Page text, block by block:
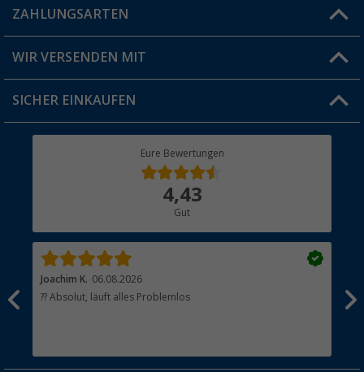
Blog
Jobs & Karriere
FAQ & Kontakt
Versandinformationen
Rücksendung
ZAHLUNGSARTEN
WIR VERSENDEN MIT
SICHER EINKAUFEN
Eure Bewertungen
4,43
Gut
Joachim K. 06.08.2026
?? Absolut, läuft alles Problemlos